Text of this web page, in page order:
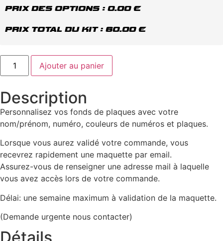
PRIX DES OPTIONS : 0.00 €
PRIX TOTAL DU KIT : 60.00 €
Ajouter au panier
Description
Personnalisez vos fonds de plaques avec votre
nom/prénom, numéro, couleurs de numéros et plaques.
Lorsque vous aurez validé votre commande, vous
recevrez rapidement une maquette par email.
Assurez-vous de renseigner une adresse mail à laquelle
vous avez accès lors de votre commande.
Délai: une semaine maximum à validation de la maquette.
(Demande urgente nous contacter)